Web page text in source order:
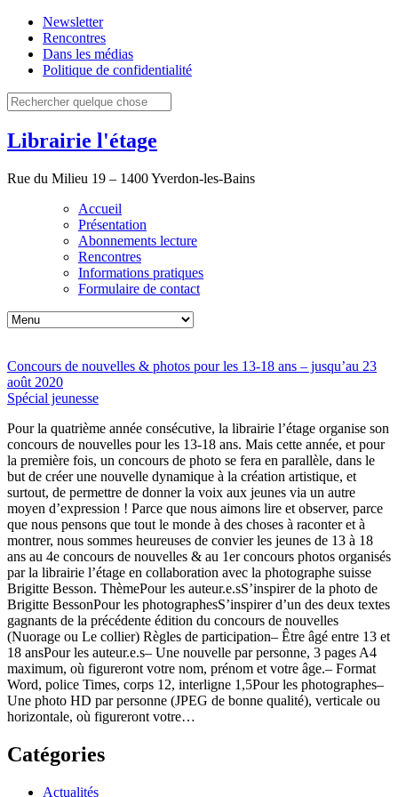
Newsletter
Rencontres
Dans les médias
Politique de confidentialité
Librairie l'étage
Rue du Milieu 19 – 1400 Yverdon-les-Bains
Accueil
Présentation
Abonnements lecture
Rencontres
Informations pratiques
Formulaire de contact
Concours de nouvelles & photos pour les 13-18 ans – jusqu’au 23
août 2020
Spécial jeunesse
Pour la quatrième année consécutive, la librairie l’étage organise son
concours de nouvelles pour les 13-18 ans. Mais cette année, et pour
la première fois, un concours de photo se fera en parallèle, dans le
but de créer une nouvelle dynamique à la création artistique, et
surtout, de permettre de donner la voix aux jeunes via un autre
moyen d’expression ! Parce que nous aimons lire et observer, parce
que nous pensons que tout le monde à des choses à raconter et à
montrer, nous sommes heureuses de convier les jeunes de 13 à 18
ans au 4e concours de nouvelles & au 1er concours photos organisés
par la librairie l’étage en collaboration avec la photographe suisse
Brigitte Besson. ThèmePour les auteur.e.sS’inspirer de la photo de
Brigitte BessonPour les photographesS’inspirer d’un des deux textes
gagnants de la précédente édition du concours de nouvelles
(Nuorage ou Le collier) Règles de participation– Être âgé entre 13 et
18 ansPour les auteur.e.s– Une nouvelle par personne, 3 pages A4
maximum, où figureront votre nom, prénom et votre âge.– Format
Word, police Times, corps 12, interligne 1,5Pour les photographes–
Une photo HD par personne (JPEG de bonne qualité), verticale ou
horizontale, où figureront votre…
Catégories
Actualités